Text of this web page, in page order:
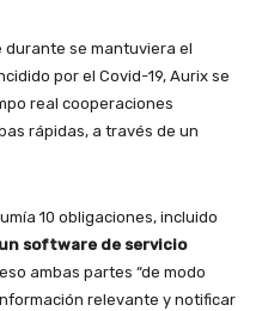
durante se mantuviera el
por el Covid-19, Aurix se
real cooperaciones
rápidas, a través de un
10 obligaciones, incluido
software de servicio
ambas partes “de modo
relevante y notificar